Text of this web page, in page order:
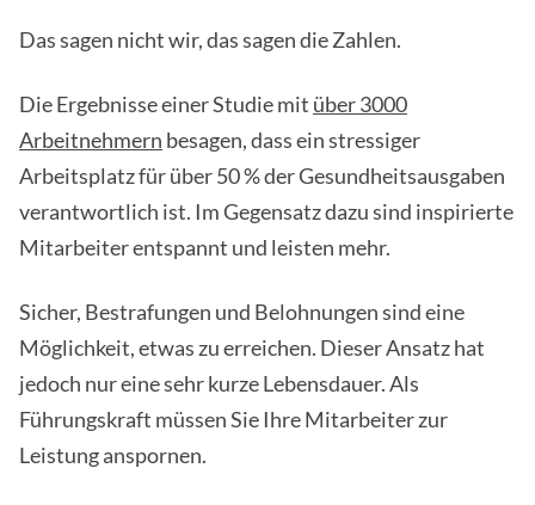
Das sagen nicht wir, das sagen die Zahlen.
Die Ergebnisse einer Studie mit über 3000
Arbeitnehmern besagen, dass ein stressiger
Arbeitsplatz für über 50 % der Gesundheitsausgaben
verantwortlich ist. Im Gegensatz dazu sind inspirierte
Mitarbeiter entspannt und leisten mehr.
Sicher, Bestrafungen und Belohnungen sind eine
Möglichkeit, etwas zu erreichen. Dieser Ansatz hat
jedoch nur eine sehr kurze Lebensdauer. Als
Führungskraft müssen Sie Ihre Mitarbeiter zur
Leistung anspornen.